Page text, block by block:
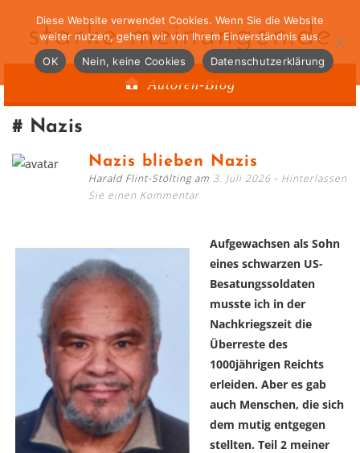
starke-meinungen.de
Autoren-Blog
Nazis
Nazis blieben Nazis
Harald Flint-Stölting am 3. Juli 2026
Hinterlassen
Sie einen Kommentar
Aufgewachsen als Sohn
eines schwarzen US-
Besatungssoldaten
musste ich in der
Nachkriegszeit die
Überreste des
1000jährigen Reichts
erleiden. Aber es gab
auch Menschen, die sich
dem mutig entgegen
stellten. Teil 2 meiner
Diese Website verwendet Cookies. Wenn Sie die Website
weiter nutzen, gehen wir von Ihrem Einverständnis aus.
OK
Nein, keine Cookies Datenschutzerklärung